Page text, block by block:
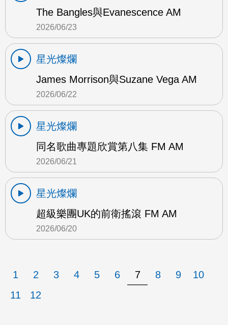
The Bangles與Evanescence AM
2026/06/23
星光燦爛
James Morrison與Suzane Vega AM
2026/06/22
星光燦爛
同名歌曲專題欣賞第八集 FM AM
2026/06/21
星光燦爛
超級樂團UK的前衛搖滾 FM AM
2026/06/20
1 2 3 4 5 6 7 8 9
10
11
12